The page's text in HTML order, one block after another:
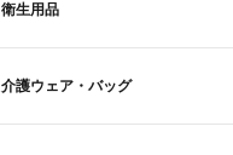
衛生用品
介護ウェア・バッグ